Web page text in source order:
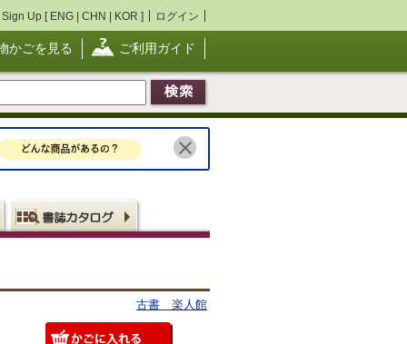
Sign Up [ ENG | CHN | KOR ] ログイン
かごを見る ご利用ガイド
古書 楽人館